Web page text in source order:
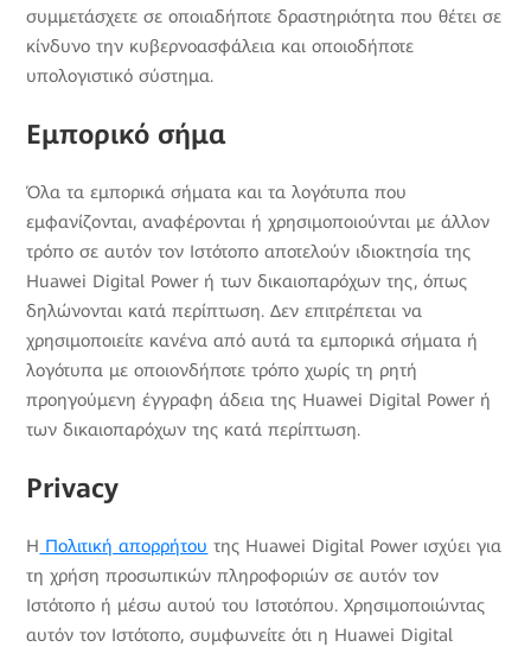
συμμετάσχετε σε οποιαδήποτε δραστηριότητα που θέτει σε
κίνδυνο την κυβερνοασφάλεια και οποιοδήποτε
υπολογιστικό σύστημα.
Εμπορικό σήμα
Όλα τα εμπορικά σήματα και τα λογότυπα που
εμφανίζονται, αναφέρονται ή χρησιμοποιούνται με άλλον
τρόπο σε αυτόν τον Ιστότοπο αποτελούν ιδιοκτησία της
Huawei Digital Power ή των δικαιοπαρόχων της, όπως
δηλώνονται κατά περίπτωση. Δεν επιτρέπεται να
χρησιμοποιείτε κανένα από αυτά τα εμπορικά σήματα ή
λογότυπα με οποιονδήποτε τρόπο χωρίς τη ρητή
προηγούμενη έγγραφη άδεια της Huawei Digital Power ή
των δικαιοπαρόχων της κατά περίπτωση.
Privacy
H Πολιτική απορρήτου της Huawei Digital Power ισχύει για
τη χρήση προσωπικών πληροφοριών σε αυτόν τον
Ιστότοπο ή μέσω αυτού του Ιστοτόπου. Χρησιμοποιώντας
αυτόν τον Ιστότοπο, συμφωνείτε ότι η Huawei Digital